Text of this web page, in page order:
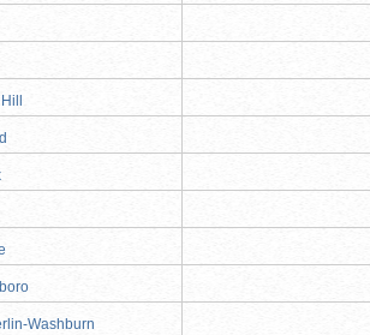
Washburn